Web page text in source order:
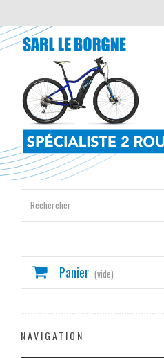
Panier (vide)
NAVIGATION